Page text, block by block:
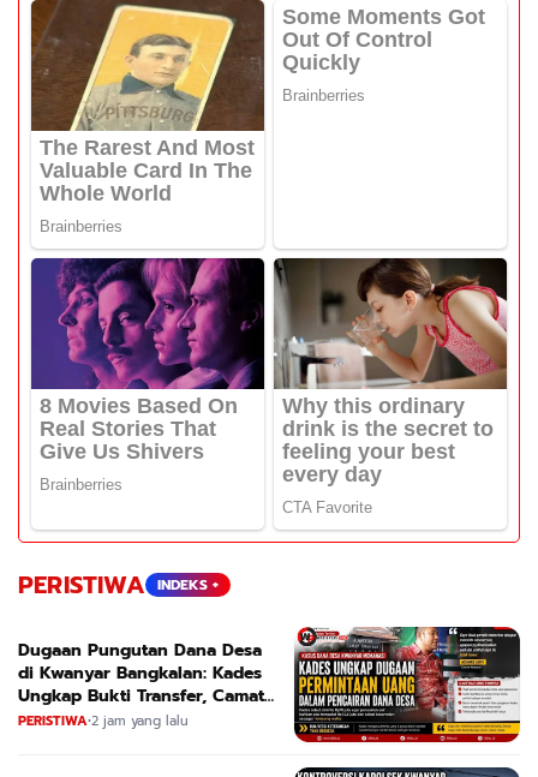
PERISTIWA INDEKS +
Dugaan Pungutan Dana Desa
di Kwanyar Bangkalan: Kades
Ungkap Bukti Transfer, Camat
Beri Bantahan Tegas
PERISTIWA•2 jam yang lalu